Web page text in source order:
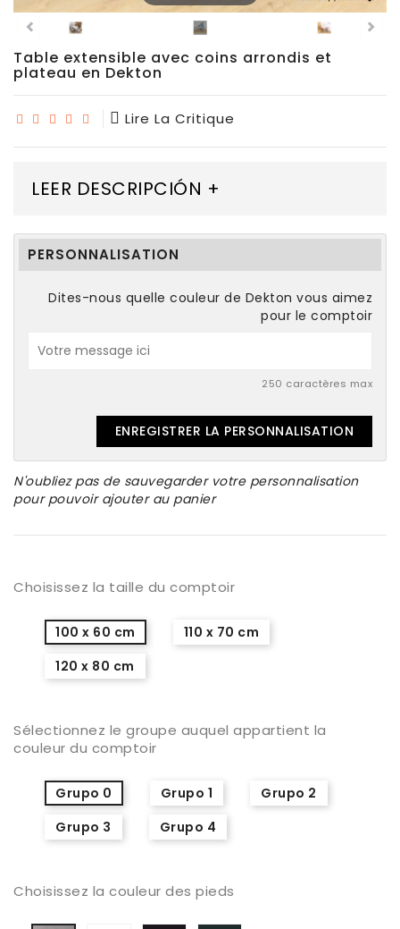
À
Manger
Porcelaine
Dekton
Hauts
Table extensible avec coins arrondis et
plateau en Dekton
Lire La Critique
LEER DESCRIPCIÓN +
PERSONNALISATION
Dites-nous quelle couleur de Dekton vous aimez
pour le comptoir
250 caractères max
ENREGISTRER LA PERSONNALISATION
N'oubliez pas de sauvegarder votre personnalisation
pour pouvoir ajouter au panier
Choisissez la taille du comptoir
100 x 60 cm
110 x 70 cm
120 x 80 cm
Sélectionnez le groupe auquel appartient la
couleur du comptoir
Grupo 0 Grupo 1
Grupo 2
Grupo 3
Grupo 4
Choisissez la couleur des pieds